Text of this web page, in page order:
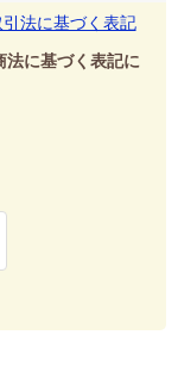
法に基づく表記
法に基づく表記に